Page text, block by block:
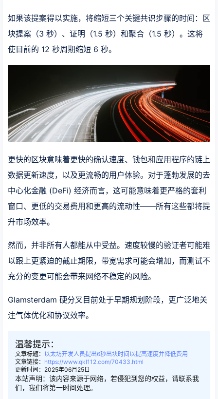
如果该提案得以实施，将缩短三个关键共识步骤的时间：区
块提案（3 秒）、证明（1.5 秒）和聚合（1.5 秒）。这将
使目前的 12 秒周期缩短 6 秒。
更快的区块意味着更快的确认速度、钱包和应用程序的链上
数据更新速度，以及更流畅的用户体验。对于蓬勃发展的去
中心化金融 (DeFi) 经济而言，这可能意味着更严格的套利
窗口、更低的交易费用和更高的流动性——所有这些都将提
升市场效率。
然而，并非所有人都能从中受益。速度较慢的验证者可能难
以跟上更紧迫的截止期限，带宽需求可能会增加，而测试不
充分的变更可能会带来网络不稳定的风险。
Glamsterdam 硬分叉目前处于早期规划阶段，更广泛地关
注气体优化和协议效率。
温馨提示：
文章标题： 以太坊开发人员提出6秒出块时间以提高速度并降低费用
文章链接： https://www.qkl112.com/70433.html
更新时间：2025年06月25日
本站声明：该内容来源于网络，若侵犯到您的权益，请联系我
们，我们将第一时间处理。